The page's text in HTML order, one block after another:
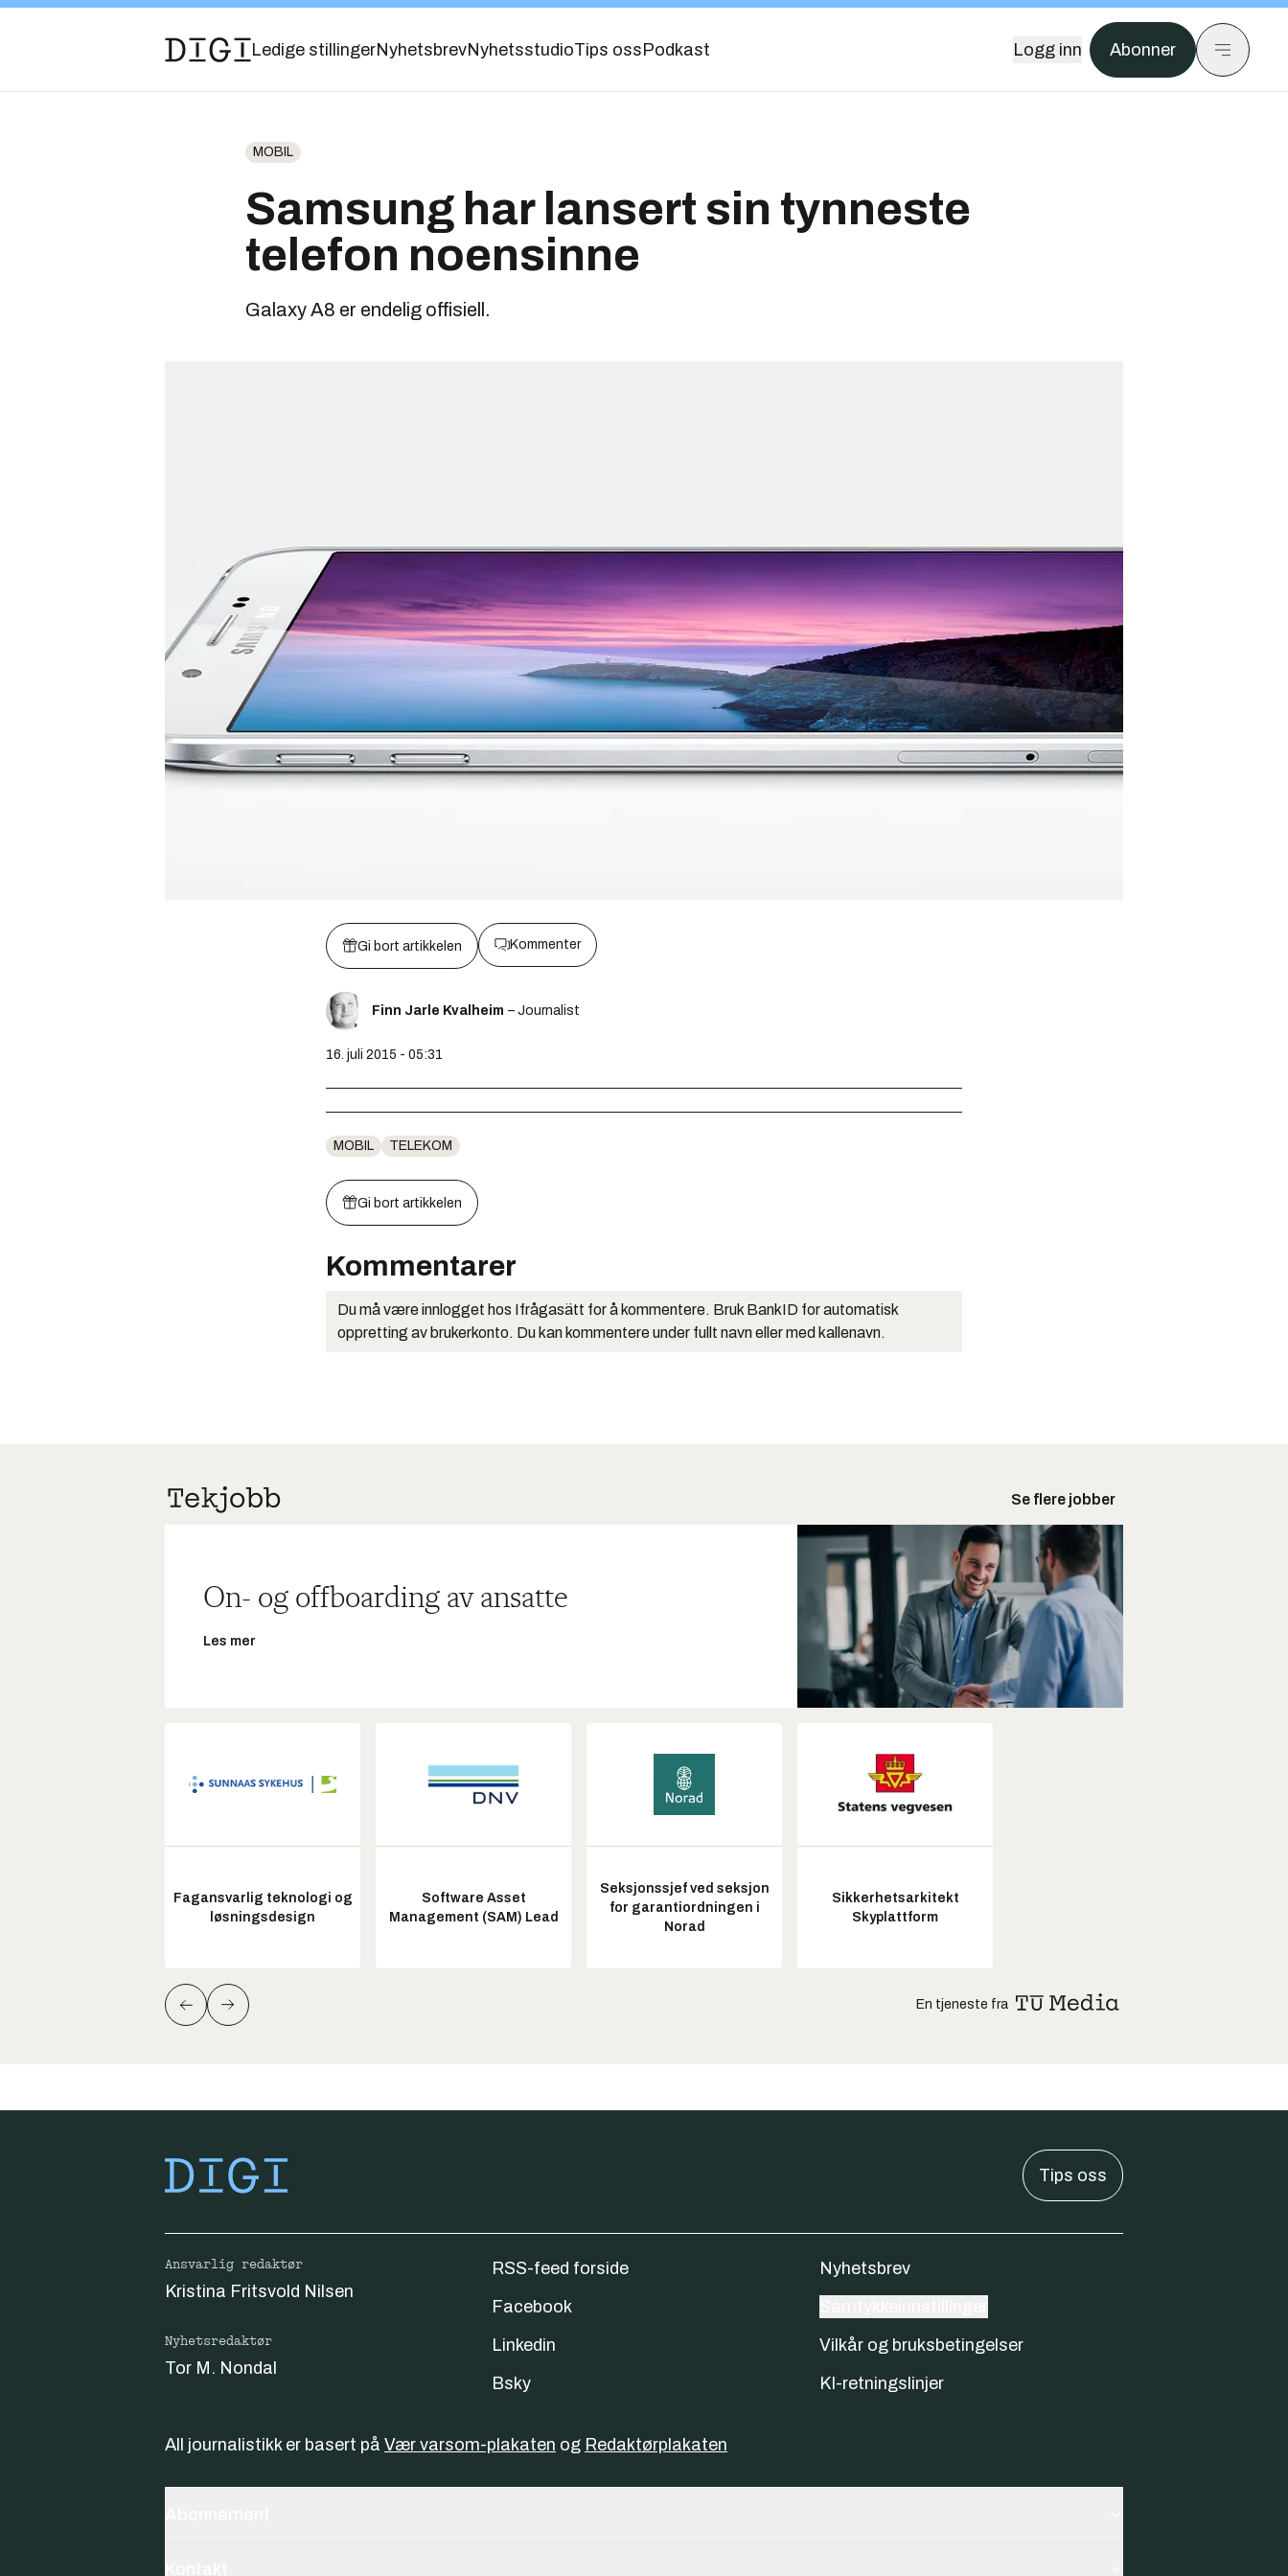
Ledige stillingerNyhetsbrevNyhetsstudioTips oss Podkast Logg inn Abonner
MOBIL
Samsung har lansert sin tynneste
telefon noensinne
Galaxy A8 er endelig offisiell.
Gi bort artikkelen Kommenter
Finn Jarle Kvalheim – Journalist
16. juli 2015 - 05:31
MOBIL TELEKOM
Gi bort artikkelen
Kommentarer
Du må være innlogget hos Ifrågasätt for å kommentere. Bruk BankID for automatisk
oppretting av brukerkonto. Du kan kommentere under fullt navn eller med kallenavn.
Se flere jobber
On- og offboarding av ansatte
Les mer
Fagansvarlig teknologi og
løsningsdesign
Software Asset
Management (SAM) Lead
Seksjonssjef ved seksjon
for garantiordningen i
Norad
Sikkerhetsarkitekt
Skyplattform
En tjeneste fra
Tips oss
Ansvarlig redaktør
Kristina Fritsvold Nilsen
Nyhetsredaktør
Tor M. Nondal
RSS-feed forside
Facebook
Linkedin
Bsky
Nyhetsbrev
Vilkår og bruksbetingelser
KI-retningslinjer
All journalistikk er basert på Vær varsom-plakaten og Redaktørplakaten